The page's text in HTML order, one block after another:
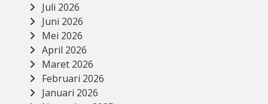
Juli 2026
Juni 2026
Mei 2026
April 2026
Maret 2026
Februari 2026
Januari 2026